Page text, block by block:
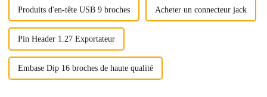
Produits d'en-tête USB 9 broches Acheter un connecteur jack
Pin Header 1.27 Exportateur
Embase Dip 16 broches de haute qualité